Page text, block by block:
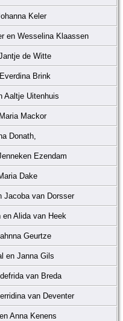
Keler
en Wesselina Klaassen
de Witte
Brink
Aaltje Uitenhuis
Mackor
Donath,
Ezendam
Dake
Jacoba van Dorsser
Alida van Heek
Geurtze
en Janna Gils
van Breda
van Deventer
Anna Kenens